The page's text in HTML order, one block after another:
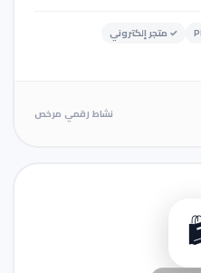
✓ متجر إلكتروني
نشاط رقمي مرخص